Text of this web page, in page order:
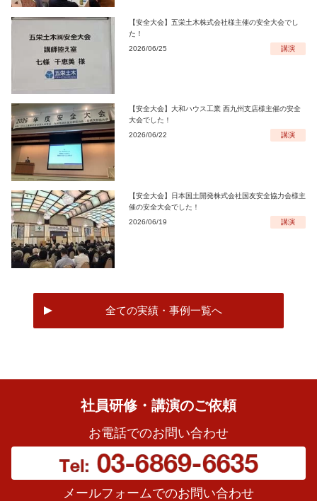
【安全大会】五栄土木株式会社様主催の安全大会でし
た！
2026/06/25
講演
【安全大会】大和ハウス工業 西九州支店様主催の安全
大会でした！
2026/06/22
講演
【安全大会】日本国土開発株式会社国友安全協力会様主
催の安全大会でした！
2026/06/19
講演
全ての実績・事例一覧へ
社員研修・講演のご依頼
お電話でのお問い合わせ
メールフォームでのお問い合わせ